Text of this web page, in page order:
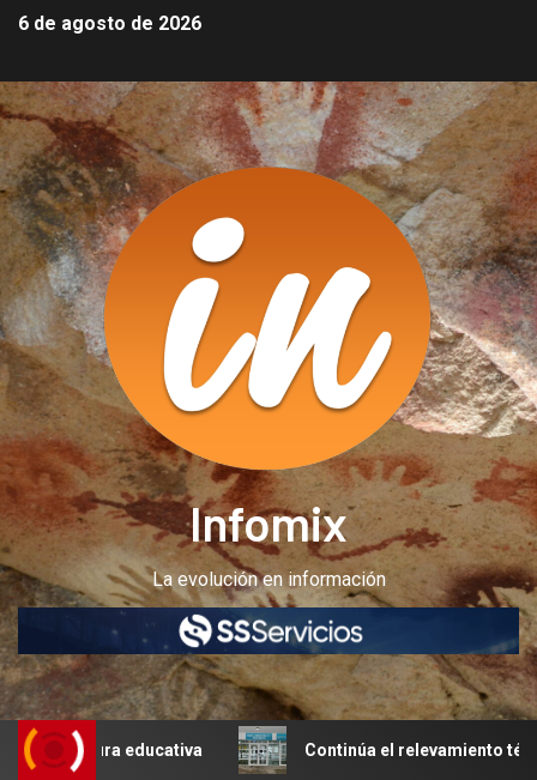
6 de agosto de 2026
Infomix
La evolución en información
educativa Continúa el relevamiento técnico en